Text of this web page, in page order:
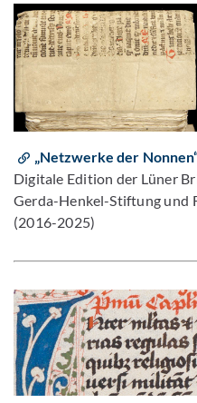
„Netzwerke der
Digitale Edition der Lüner
Gerda-Henkel-Stiftung und
(2016-2025)